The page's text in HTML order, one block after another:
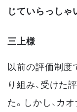
じていらっしゃ
三上様
以前の評価制度
り組み、受けた
た。しかし、カ